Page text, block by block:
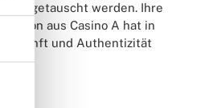
werden. Ihre
Jeton aus Casino A hat in
und Authentizität